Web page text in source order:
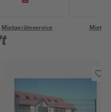
Mietgeräteservice